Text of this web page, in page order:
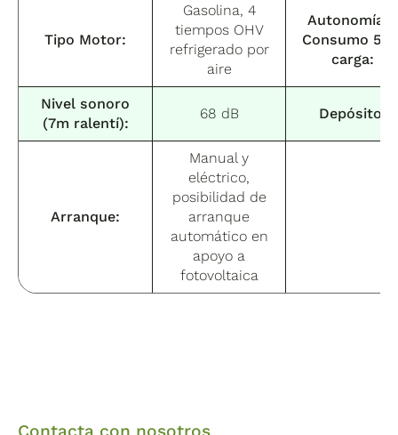
Tipo Motor:
Gasolina, 4
tiempos OHV
refrigerado por
aire
Autonomía –
Consumo
carga:
Nivel sonoro
(7m ralentí):
68 dB Depósito:
Arranque:
Manual y
eléctrico,
posibilidad de
arranque
automático en
apoyo a
fotovoltaica
Contacta con nosotros